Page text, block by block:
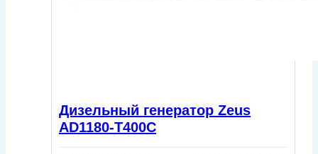
Дизельный генератор Zeus
AD1180-T400C